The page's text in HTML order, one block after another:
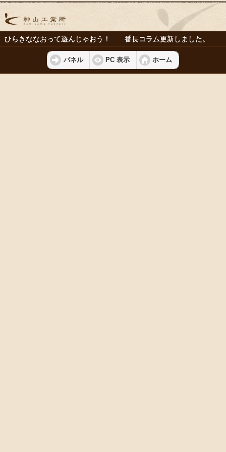
ひらきななおって遊んじゃおう！ 番長コラム更新しました。
パネル PC 表示 ホーム